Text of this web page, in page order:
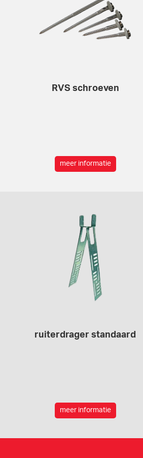
RVS schroeven
meer informatie
ruiterdrager standaard
meer informatie